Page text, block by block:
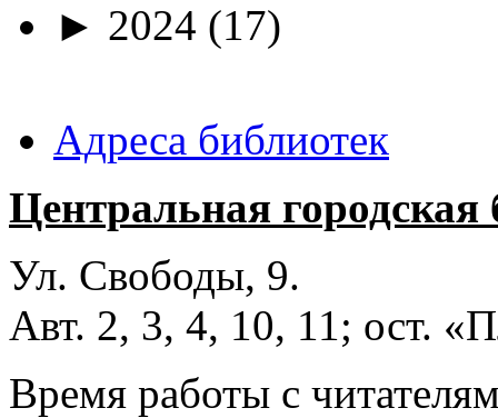
► 2024 (17)
Адреса библиотек
Центральная
Ул. Свободы, 9.
Авт. 2, 3, 4, 10, 11; ост.
Время работы с